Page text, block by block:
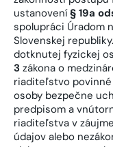
ustanovení§ 19a
spolupráci Úradom
Slovenskej
dotknutej fyzickej
3 zákona o
riaditeľstvo
osoby bezpečne
predpisom a
riaditeľstva v
údajov alebo